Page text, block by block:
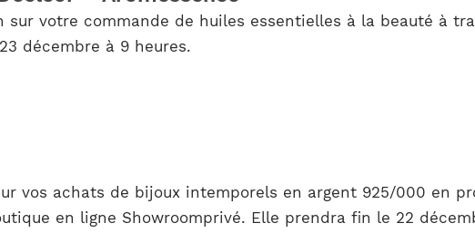
sur votre commande de huiles essentielles à la beauté à
décembre à 9 heures.
vos achats de bijoux intemporels en argent 925/000 en
en ligne Showroomprivé. Elle prendra fin le 22